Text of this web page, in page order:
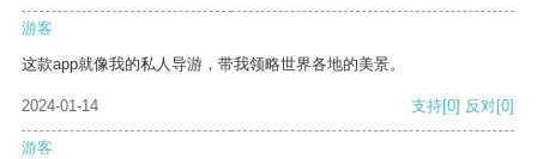
游客
这款app就像我的私人导游，带我领略世界各地的美景。
2024-01-14 支持[0] 反对[0]
游客